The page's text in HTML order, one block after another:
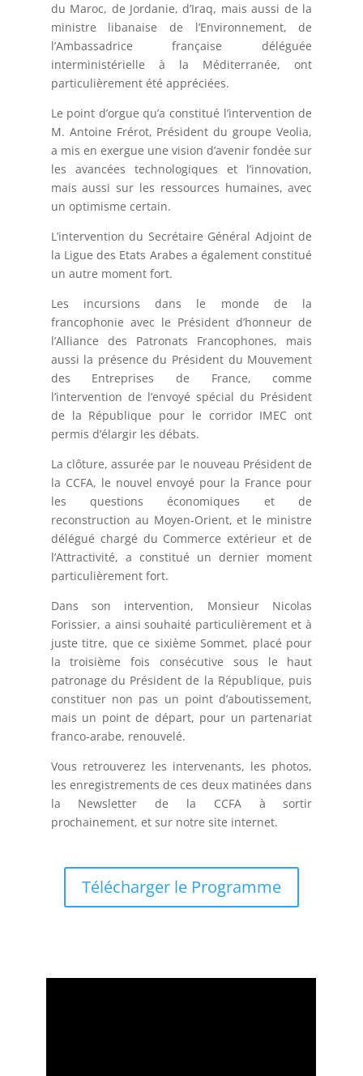
du Maroc, de Jordanie, d’Iraq, mais aussi de la
ministre libanaise de l’Environnement, de
l’Ambassadrice française déléguée
interministérielle à la Méditerranée, ont
particulièrement été appréciées.
Le point d’orgue qu’a constitué l’intervention de
M. Antoine Frérot, Président du groupe Veolia,
a mis en exergue une vision d’avenir fondée sur
les avancées technologiques et l’innovation,
mais aussi sur les ressources humaines, avec
un optimisme certain.
L’intervention du Secrétaire Général Adjoint de
la Ligue des Etats Arabes a également constitué
un autre moment fort.
Les incursions dans le monde de la
francophonie avec le Président d’honneur de
l’Alliance des Patronats Francophones, mais
aussi la présence du Président du Mouvement
des Entreprises de France, comme
l’intervention de l’envoyé spécial du Président
de la République pour le corridor IMEC ont
permis d’élargir les débats.
La clôture, assurée par le nouveau Président de
la CCFA, le nouvel envoyé pour la France pour
les questions économiques et de
reconstruction au Moyen-Orient, et le ministre
délégué chargé du Commerce extérieur et de
l’Attractivité, a constitué un dernier moment
particulièrement fort.
Dans son intervention, Monsieur Nicolas
Forissier, a ainsi souhaité particulièrement et à
juste titre, que ce sixième Sommet, placé pour
la troisième fois consécutive sous le haut
patronage du Président de la République, puis
constituer non pas un point d’aboutissement,
mais un point de départ, pour un partenariat
franco-arabe, renouvelé.
Vous retrouverez les intervenants, les photos,
les enregistrements de ces deux matinées dans
la Newsletter de la CCFA à sortir
prochainement, et sur notre site internet.
Télécharger le Programme